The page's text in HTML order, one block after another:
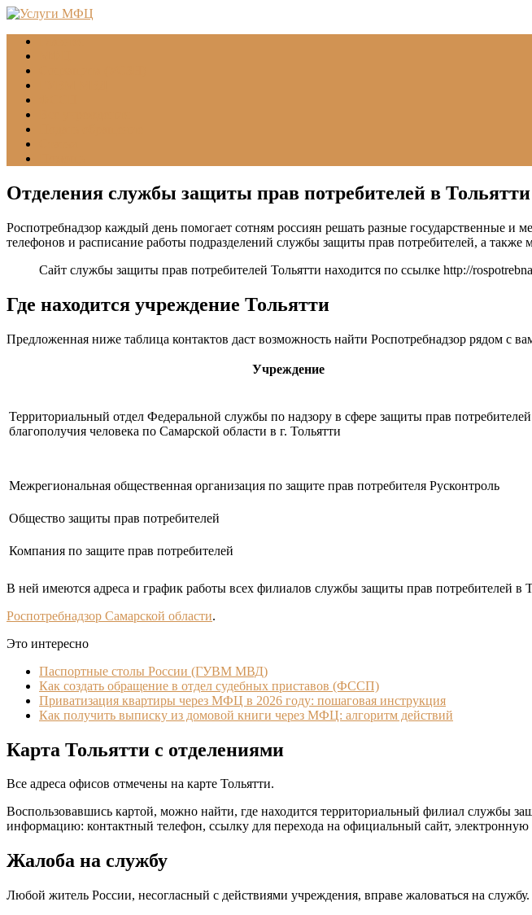
Отделения службы защиты прав потребителей в
Роспотребнадзор каждый день помогает сотням россиян решать разные государственные
телефонов и расписание работы подразделений службы защиты прав потребителей, а
Сайт службы защиты прав потребителей Тольятти находится по ссылке http://
Где находится учреждение Тольятти
Предложенная ниже таблица контактов даст возможность найти Роспотребнадзор рядом с
Учреждение
Территориальный отдел Федеральной службы по надзору в сфере защиты прав
благополучия человека по Самарской области в г. Тольятти
Межрегиональная общественная организация по защите прав потребителя Русконтроль
Общество защиты прав потребителей
Компания по защите прав потребителей
В ней имеются адреса и график работы всех филиалов службы защиты прав потребителей в
Роспотребнадзор Самарской области.
Это интересно
Паспортные столы России (ГУВМ МВД)
Как создать обращение в отдел судебных приставов (ФССП)
Приватизация квартиры через МФЦ в 2026 году: пошаговая инструкция
Как получить выписку из домовой книги через МФЦ: алгоритм действий
Карта Тольятти с отделениями
Все адреса офисов отмечены на карте Тольятти.
Воспользовавшись картой, можно найти, где находится территориальный филиал службы
информацию: контактный телефон, ссылку для перехода на официальный сайт, электронную
Жалоба на службу
Любой житель России, несогласный с действиями учреждения, вправе жаловаться на